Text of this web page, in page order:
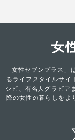
「女性セブンプラス
るライフスタイルサイ
シピ、有名人グラビア
降の女性の暮らしをよ